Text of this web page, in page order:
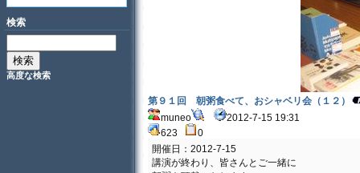
検索
高度な検索
第９１回 朝粥食べて、おシャベリ会（１２）
muneo
2012-7-15 19:31
623
0
開催日：2012-7-15
講演が終わり、皆さんとご一緒に